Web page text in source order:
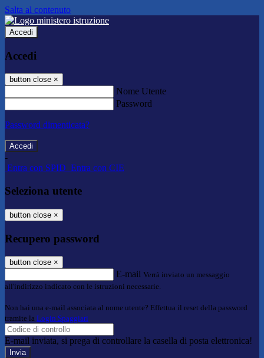
Salta al contenuto
Accedi
Accedi
button close ×
Nome Utente
Password
Password dimenticata?
-
Entra con SPID Entra con CIE
Seleziona utente
button close ×
Recupero password
button close ×
E-mail Verrà inviato un messaggio
all'indirizzo indicato con le istruzioni necessarie.
Non hai una e-mail associata al nome utente? Effettua il reset della password
tramite la Login Spaggiari
E-mail inviata, si prega di controllare la casella di posta elettronica!